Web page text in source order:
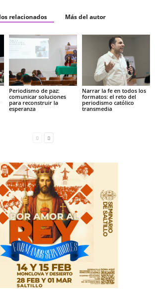
relacionados Más del autor
Periodismo de paz:
comunicar soluciones
para reconstruir la
esperanza
Narrar la fe en todos los
formatos: el reto del
periodismo católico
transmedia